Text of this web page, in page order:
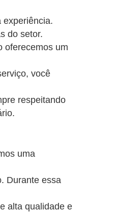
experiência.
do setor.
oferecemos um
você
respeitando
uma
Durante essa
alta qualidade e